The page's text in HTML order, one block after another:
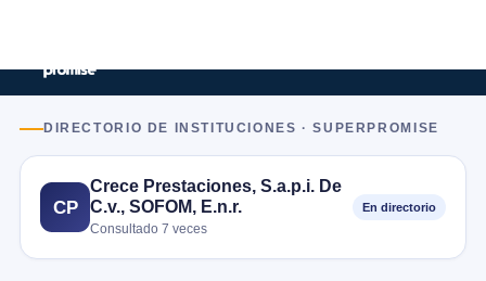
DIRECTORIO DE INSTITUCIONES · SUPERPROMISE
CP
Crece Prestaciones, S.a.p.i. De
C.v., SOFOM, E.n.r.
Consultado 7 veces
En directorio